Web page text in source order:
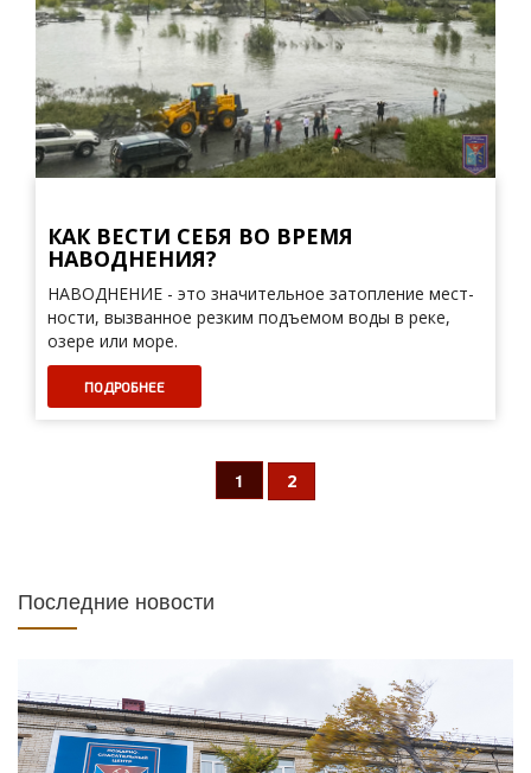
КАК ВЕСТИ СЕБЯ ВО ВРЕМЯ
НАВОДНЕНИЯ?
НАВОДНЕНИЕ - это значи­тельное затопление мест­
ности, вызванное резким подъемом воды в реке,
озере или море.
ПОДРОБНЕЕ
1 2
Последние новости